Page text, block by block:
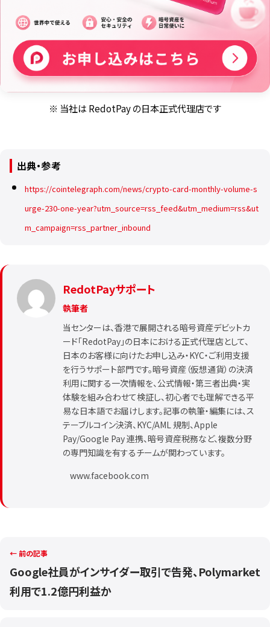
※ 当社は RedotPay の日本正式代理店です
出典・参考
https://cointelegraph.com/news/crypto-card-monthly-volume-s
urge-230-one-year?utm_source=rss_feed&utm_medium=rss&ut
m_campaign=rss_partner_inbound
RedotPayサポート
執筆者
当センターは、香港で展開される暗号資産デビットカ
ード「RedotPay」の日本における正式代理店として、
日本のお客様に向けたお申し込み・KYC・ご利用支援
を行うサポート部門です。暗号資産（仮想通貨）の決済
利用に関する一次情報を、公式情報・第三者出典・実
体験を組み合わせて検証し、初心者でも理解できる平
易な日本語でお届けします。記事の執筆・編集には、ス
テーブルコイン決済、KYC/AML 規制、Apple
Pay/Google Pay 連携、暗号資産税務など、複数分野
の専門知識を有するチームが関わっています。
www.facebook.com
← 前の記事
Google社員がインサイダー取引で告発、Polymarket
利用で1.2億円利益か